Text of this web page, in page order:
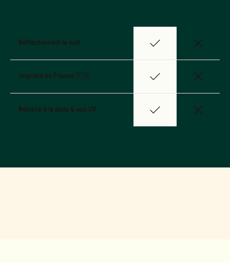
Réfléchissant la nuit
Imprimé en France 🇫🇷
Résiste à la pluie & aux UV